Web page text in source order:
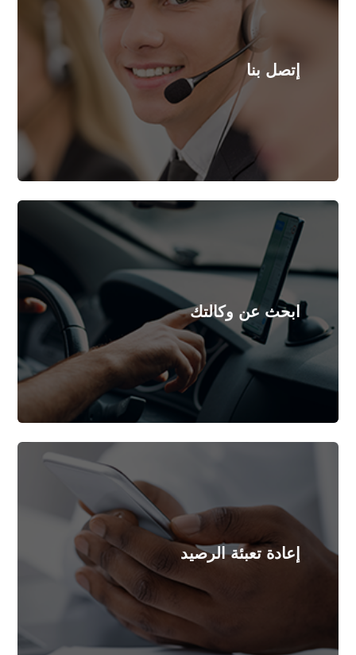
إتصل بنا
اتصل بنا و احصل على مزيد من المعلومات
ابحث عن وكالتك
تقرب من وكالة موبيليس الأقرب لمقر سكناك
المزيد
إعادة تعبئة الرصيد
اذا كنت مستفيدا من العرض
أعد التحميل
المزيد